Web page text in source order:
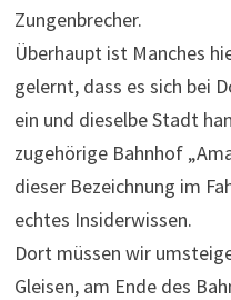
Zungenbrecher.
Überhaupt ist Manches
gelernt, dass es sich bei
ein und dieselbe Stadt
zugehörige Bahnhof
dieser Bezeichnung im
echtes Insiderwissen.
Dort müssen wir
Gleisen, am Ende des